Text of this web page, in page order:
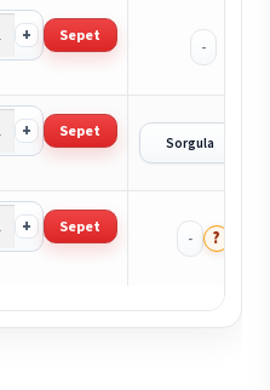
+ Sepet
-
+ Sepet
Sorgula
+ Sepet
- ?